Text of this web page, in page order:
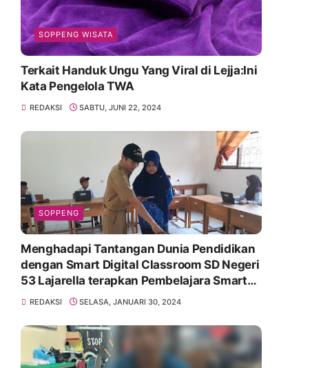
SOPPENG WISATA
Terkait Handuk Ungu Yang Viral di Lejja:Ini
Kata Pengelola TWA
REDAKSI SABTU, JUNI 22, 2024
SOPPENG
Menghadapi Tantangan Dunia Pendidikan
dengan Smart Digital Classroom SD Negeri
53 Lajarella terapkan Pembelajara Smart
Class Device
REDAKSI SELASA, JANUARI 30, 2024